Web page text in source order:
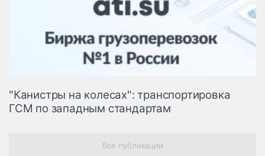
"Канистры на колесах": транспортировка
ГСМ по западным стандартам
Все публикации